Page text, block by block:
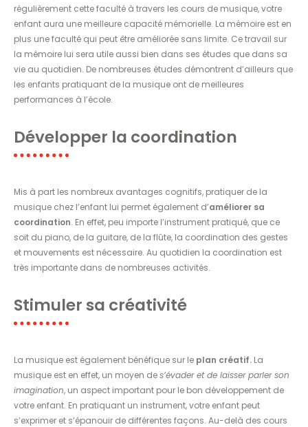
régulièrement cette faculté à travers les cours de musique, votre
enfant aura une meilleure capacité mémorielle. La mémoire est en
plus une faculté qui peut être améliorée sans limite. Ce travail sur
la mémoire lui sera utile aussi bien dans ses études que dans sa
vie au quotidien. De nombreuses études démontrent d’ailleurs que
les enfants pratiquant de la musique ont de meilleures
performances à l’école.
Développer la coordination
Mis à part les nombreux avantages cognitifs, pratiquer de la
musique chez l’enfant lui permet également d’améliorer sa
coordination. En effet, peu importe l’instrument pratiqué, que ce
soit du piano, de la guitare, de la flûte, la coordination des gestes
et mouvements est nécessaire. Au quotidien la coordination est
très importante dans de nombreuses activités.
Stimuler sa créativité
La musique est également bénéfique sur le plan créatif. La
musique est en effet, un moyen des’évader et de laisser parler son
imagination, un aspect important pour le bon développement de
votre enfant. En pratiquant un instrument, votre enfant peut
s’exprimer et s’épanouir de différentes façons. Au-delà des cours